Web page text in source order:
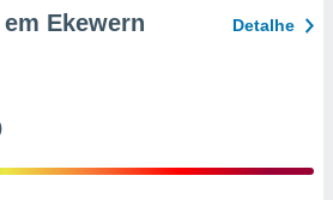
Ekewern
Detalhe